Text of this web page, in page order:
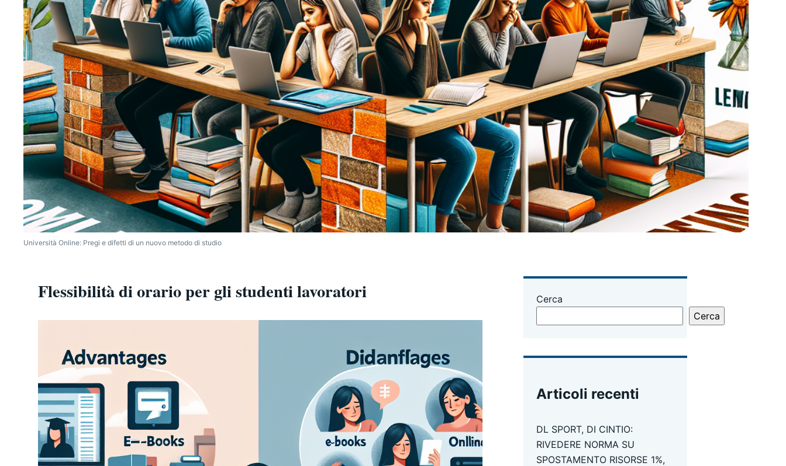
Università Online: Pregi e difetti di un nuovo metodo di studio
Flessibilità di orario per gli studenti lavoratori
Cerca
Cerca
Articoli recenti
DL SPORT, DI CINTIO:
RIVEDERE NORMA SU
SPOSTAMENTO RISORSE 1%,